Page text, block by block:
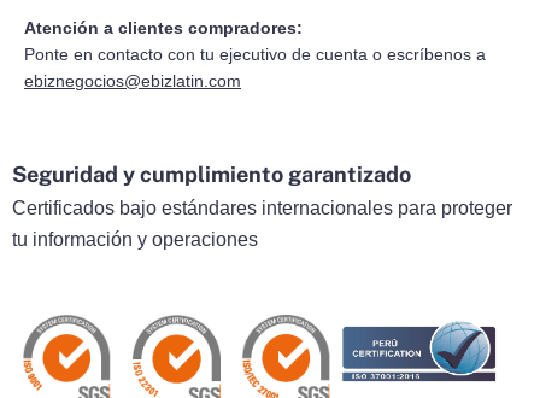
Atención a clientes compradores:
Ponte en contacto con tu ejecutivo de cuenta o escríbenos a
ebiznegocios@ebizlatin.com
Seguridad y cumplimiento garantizado
Certificados bajo estándares internacionales para proteger
tu información y operaciones